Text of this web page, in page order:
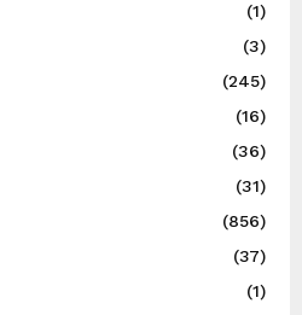
(1)
(3)
(245)
(16)
(36)
(31)
(856)
(37)
(1)